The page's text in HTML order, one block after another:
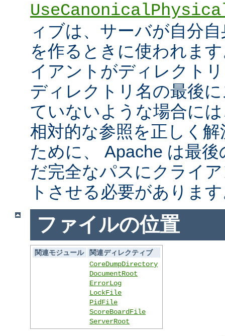
ィブは、サーバが自分
を作るときに使われま
イアントがディレクト
ディレクトリ名の最後
ていないような場合に
相対的な参照を正しく
ために、 Apache は最
だ完全なパスにクライ
トさせる必要がありま
ファイルの位置
関連モジュール
関連ディレクティブ
CoreDumpDirectory
DocumentRoot
ErrorLog
LockFile
PidFile
ScoreBoardFile
ServerRoot